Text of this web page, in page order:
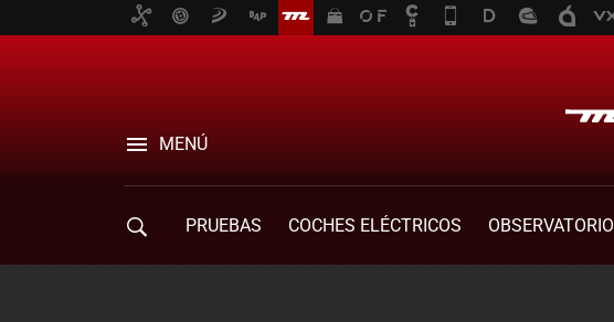
MENÚ
PRUEBAS COCHES ELÉCTRICOS OBSERVATORIO